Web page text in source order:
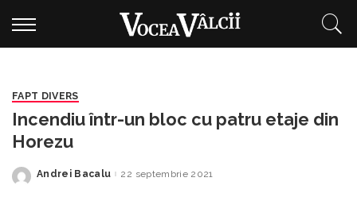
FAPT DIVERS
Incendiu într-un bloc cu patru etaje din
Horezu
Posted
Andrei Bacalu 22 septembrie 2021